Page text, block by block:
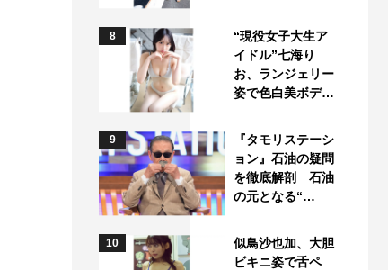
8
“現役女子大生ア
イドル”七海り
お、ランジェリー
姿で色白美ボデ…
9
『タモリステーシ
ョン』石油の疑問
を徹底解剖 石油
の元となる“…
10
似鳥沙也加、大胆
ビキニ姿で舌ペ